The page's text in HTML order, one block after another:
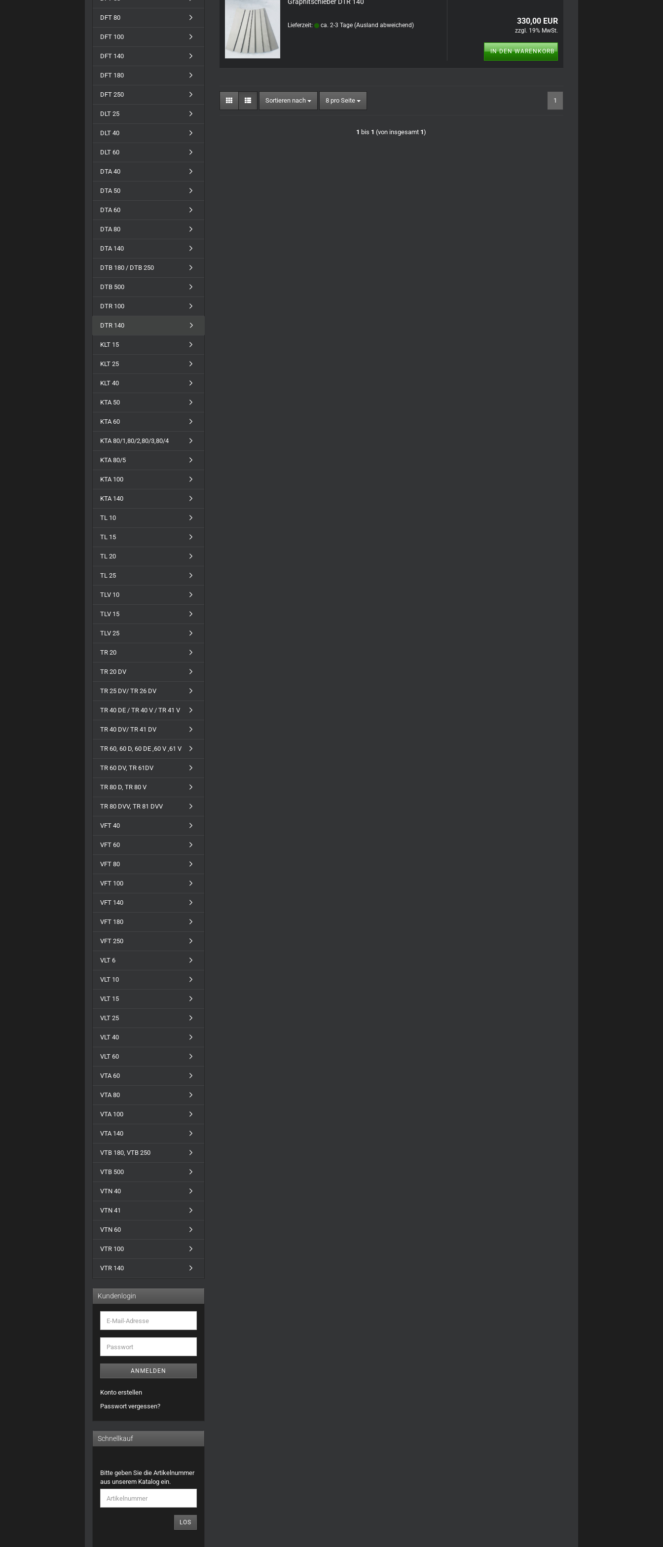
Lieferzeit: ca. 2-3 Tage (Ausland abweichend) 330,00 EUR
zzgl. 19% MwSt.
IN DEN WARENKORB
Sortieren nach
Sortieren nach 8 pro Seite
pro Seite 1
1 bis 1 (von insgesamt 1)
DFT 80
DFT 100
DFT 140
DFT 180
DFT 250
DLT 25
DLT 40
DLT 60
DTA 40
DTA 50
DTA 60
DTA 80
DTA 140
DTB 180 / DTB 250
DTB 500
DTR 100
DTR 140
KLT 15
KLT 25
KLT 40
KTA 50
KTA 60
KTA 80/1,80/2,80/3,80/4
KTA 80/5
KTA 100
KTA 140
TL 10
TL 15
TL 20
TL 25
TLV 10
TLV 15
TLV 25
TR 20
TR 20 DV
TR 25 DV/ TR 26 DV
TR 40 DE / TR 40 V / TR 41 V
TR 40 DV/ TR 41 DV
TR 60, 60 D, 60 DE ,60 V ,61 V
TR 60 DV, TR 61DV
TR 80 D, TR 80 V
TR 80 DVV, TR 81 DVV
VFT 40
VFT 60
VFT 80
VFT 100
VFT 140
VFT 180
VFT 250
VLT 6
VLT 10
VLT 15
VLT 25
VLT 40
VLT 60
VTA 60
VTA 80
VTA 100
VTA 140
VTB 180, VTB 250
VTB 500
VTN 40
VTN 41
VTN 60
VTR 100
VTR 140
Kundenlogin
E-
Mail-
Adresse
Passwort
ANMELDEN
Konto erstellen
Passwort vergessen?
Schnellkauf
BITTE
GEBEN
SIE
DIE
ARTIKELNUMMER
Bitte geben Sie die Artikelnummer
aus unserem Katalog ein.
LOS